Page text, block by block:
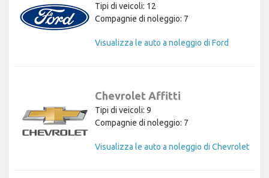
Tipi di veicoli: 12
Compagnie di noleggio: 7
Visualizza le auto a noleggio di Ford
Chevrolet Affitti
Tipi di veicoli: 9
Compagnie di noleggio: 7
Visualizza le auto a noleggio di Chevrolet